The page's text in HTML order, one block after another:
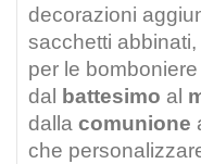
decorazioni
sacchetti
per le
dal battesimo al
dalla comunione
che